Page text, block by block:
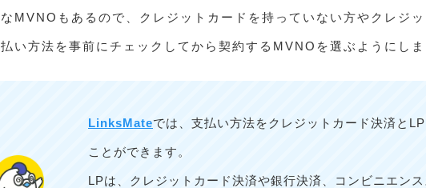
MVNOもあるので、クレジットカードを持っていない方やクレジ
い方法を事前にチェックしてから契約するMVNOを選ぶようにしま
LinksMateでは、支払い方法をクレジットカード決済と
ことができます。
LPは、クレジットカード決済や銀行決済、コンビニエン